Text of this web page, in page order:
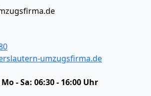
umzugsfirma.de
Mo - Sa: 06:30 - 16:00 Uhr